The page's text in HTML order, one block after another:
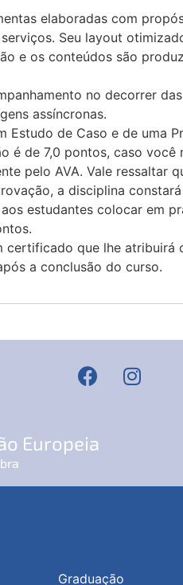
elaboradas com
Seu layout
e os conteúdos são
no decorrer
assíncronas.
Estudo de Caso e de uma
de 7,0 pontos, caso você
pelo AVA. Vale ressaltar
a disciplina
estudantes colocar em
certificado que lhe atribuirá
a conclusão do curso.
Europeia
Graduação